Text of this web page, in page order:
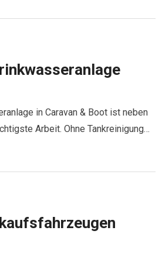
in Caravan & Boot ist neben
Arbeit. Ohne Tankreinigung…